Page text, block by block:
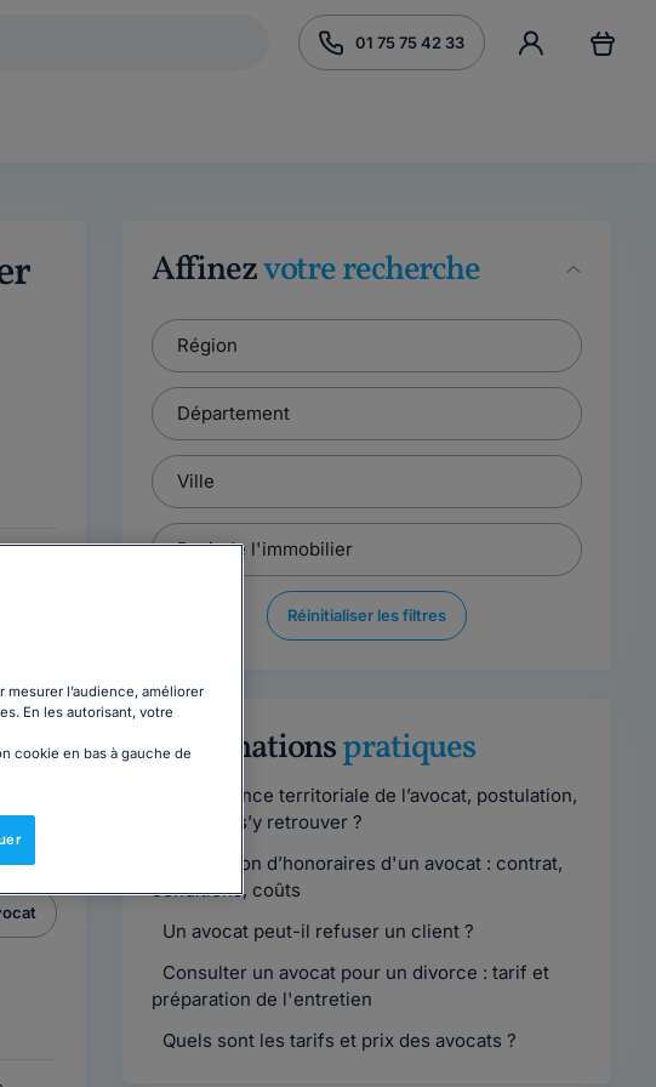
01 75 75 42 33
Affinezvotre recherche
Réinitialiser les filtres
Informationspratiques
Compétence territoriale de l’avocat, postulation,
comment s’y retrouver ?
Convention d’honoraires d'un avocat : contrat,
conditions, coûts
Un avocat peut-il refuser un client ?
Consulter un avocat pour un divorce : tarif et
préparation de l'entretien
Quels sont les tarifs et prix des avocats ?
l’audience, améliorer
En les autorisant, votre
cookie en bas à gauche de